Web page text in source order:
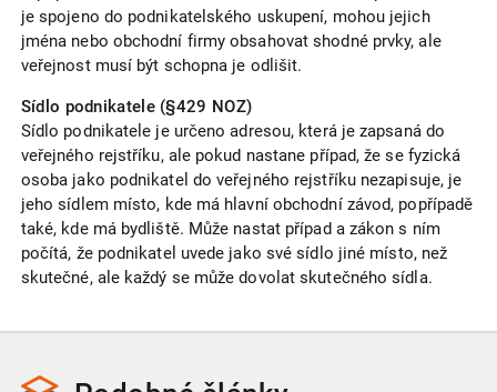
je spojeno do podnikatelského uskupení, mohou jejich
jména nebo obchodní firmy obsahovat shodné prvky, ale
veřejnost musí být schopna je odlišit.
Sídlo podnikatele (§429 NOZ)
Sídlo podnikatele je určeno adresou, která je zapsaná do
veřejného rejstříku, ale pokud nastane případ, že se fyzická
osoba jako podnikatel do veřejného rejstříku nezapisuje, je
jeho sídlem místo, kde má hlavní obchodní závod, popřípadě
také, kde má bydliště. Může nastat případ a zákon s ním
počítá, že podnikatel uvede jako své sídlo jiné místo, než
skutečné, ale každý se může dovolat skutečného sídla.